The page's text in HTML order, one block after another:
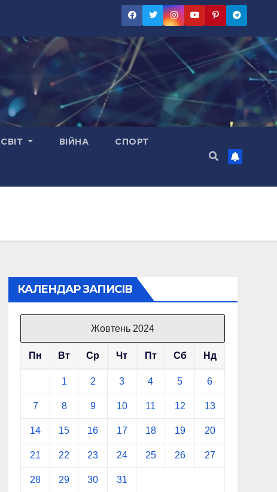
СВІТ ВІЙНА СПОРТ
КАЛЕНДАР ЗАПИСІВ
Жовтень 2024
Пн Вт Ср Чт Пт Сб Нд
1 2 3 4 5 6
7 8 9 10 11 12 13
14 15 16 17 18 19 20
21 22 23 24 25 26 27
28 29 30 31